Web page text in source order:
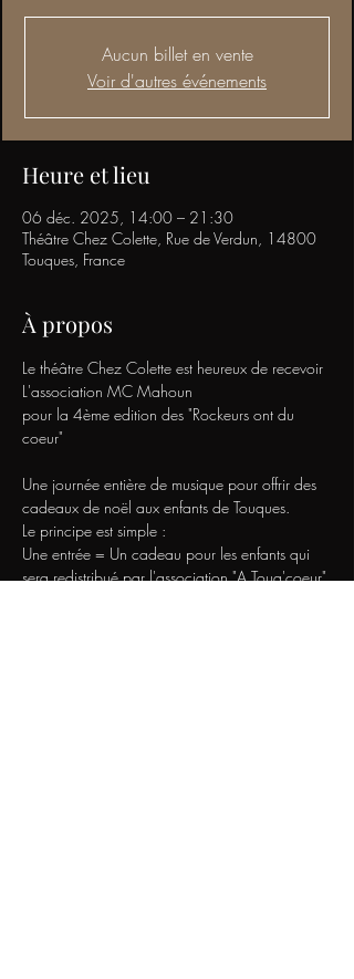
Aucun billet en vente
Voir d'autres événements
Heure et lieu
06 déc. 2025, 14:00 – 21:30
Théâtre Chez Colette, Rue de Verdun, 14800
Touques, France
À propos
Le théâtre Chez Colette est heureux de recevoir
L'association MC Mahoun
pour la 4ème edition des "Rockeurs ont du
coeur"
Une journée entière de musique pour offrir des
cadeaux de noël aux enfants de Touques.
Le principe est simple :
Une entrée = Un cadeau pour les enfants qui
sera redistribué par l'association "A Touq'coeur"